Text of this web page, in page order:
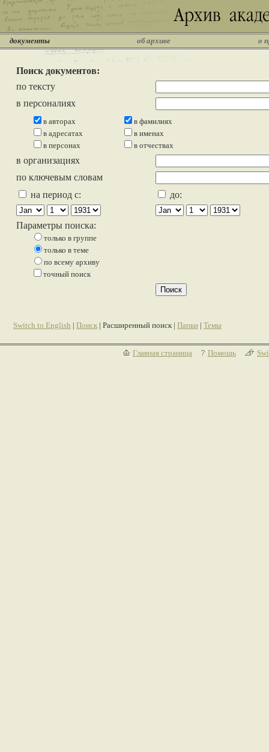
документы об архиве о
Поиск документов:
по тексту
в персоналиях
в авторах
в адресатах
в персонах
в фамилиях
в именах
в отчествах
в организациях
по ключевым словам
на период с:
до:
Параметры поиска:
только в группе
только в теме
по всему архиву
точный поиск
Switch to English | Поиск | Расширенный поиск | Папки | Темы
Главная страница Помощь